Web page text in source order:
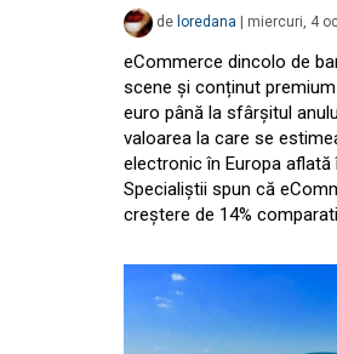
de loredana miercuri, 4
eCommerce dincolo de
scene și conținut
euro până la sfârșitul
valoarea la care se
electronic în Europa aflată
Specialiștii spun că
creștere de 14%